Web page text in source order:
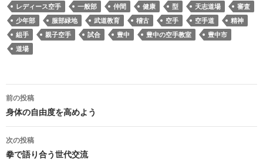
レディース空手
一般部 仲間 健康 型 天志道場
審査
少年部
服部緑地 武道教育 稽古 空手 空手道
精神
組手
親子空手 試合 豊中 豊中の空手教室
豊中市
道場
投
稿
ナ
ビ
前の投稿
身体の自由度を高めよう
次の投稿
拳で語り合う世代交流